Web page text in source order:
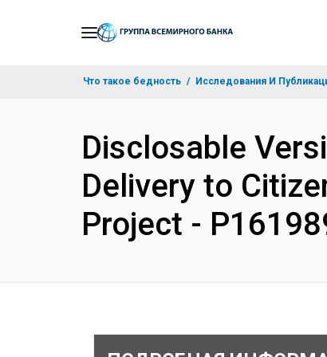
Что такое бедность Исследования И
Disclosable
Delivery to
Project -